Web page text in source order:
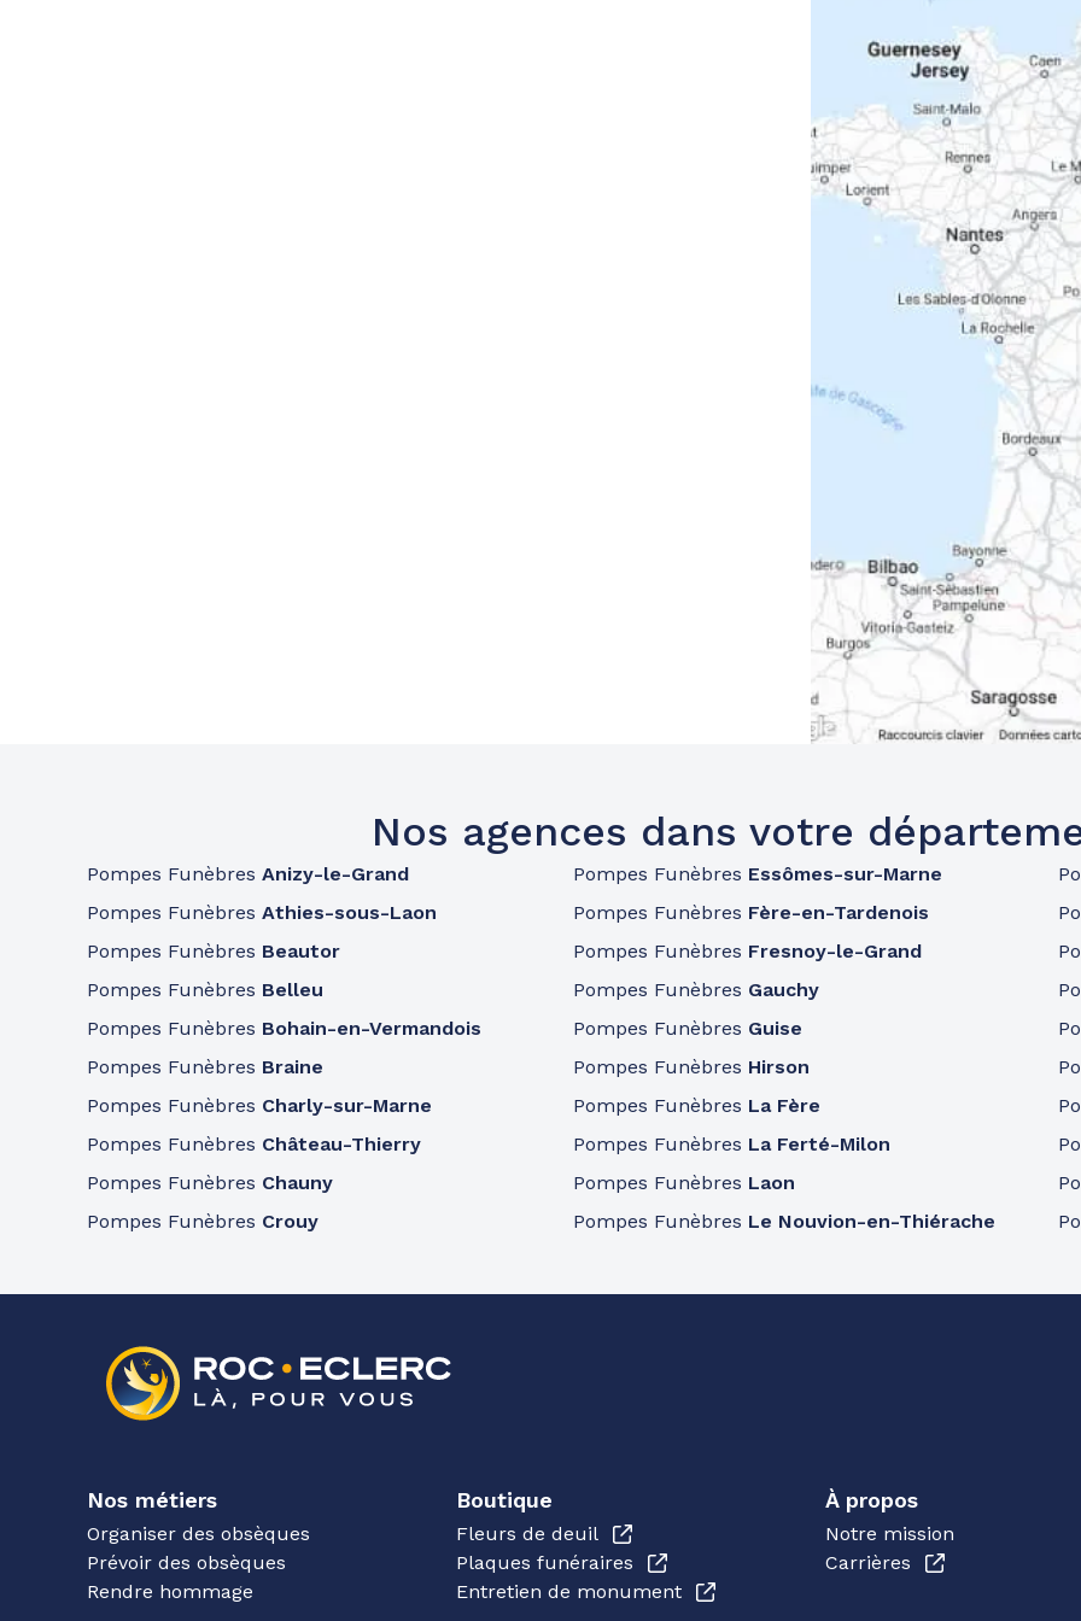
Nos agences dans votre
Pompes Funèbres Anizy-le-Grand
Pompes Funèbres Athies-sous-Laon
Pompes Funèbres Beautor
Pompes Funèbres Belleu
Pompes Funèbres Bohain-en-Vermandois
Pompes Funèbres Braine
Pompes Funèbres Charly-sur-Marne
Pompes Funèbres Château-Thierry
Pompes Funèbres Chauny
Pompes Funèbres Crouy
Pompes Funèbres Essômes-sur-Marne
Pompes Funèbres Fère-en-Tardenois
Pompes Funèbres Fresnoy-le-Grand
Pompes Funèbres Gauchy
Pompes Funèbres Guise
Pompes Funèbres Hirson
Pompes Funèbres La Fère
Pompes Funèbres La Ferté-Milon
Pompes Funèbres Laon
Pompes Funèbres Le Nouvion-en-Thiérache
Nos métiers
Organiser des obsèques
Prévoir des obsèques
Rendre hommage
Boutique
Fleurs de deuil
Plaques funéraires
Entretien de monument
À propos
Notre mission
Carrières